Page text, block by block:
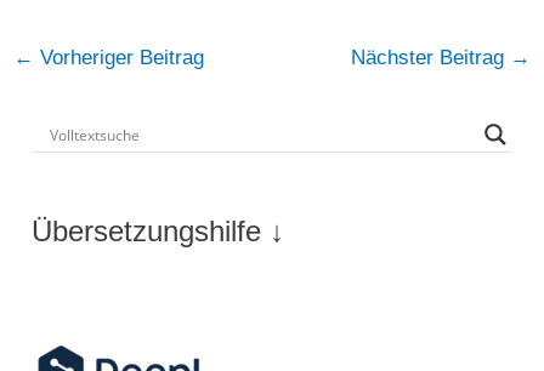
Post
← Vorheriger Beitrag Nächster Beitrag →
Übersetzungshilfe ↓